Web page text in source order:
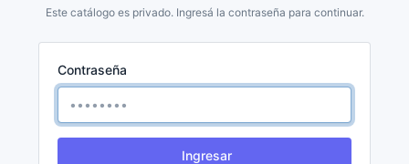
Este catálogo es privado. Ingresá la contraseña para continuar.
Contraseña
Ingresar